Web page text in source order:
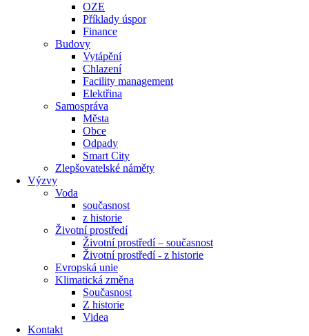
OZE
Příklady úspor
Finance
Budovy
Vytápění
Chlazení
Facility management
Elektřina
Samospráva
Města
Obce
Odpady
Smart City
Zlepšovatelské náměty
Výzvy
Voda
současnost
z historie
Životní prostředí
Životní prostředí – současnost
Životní prostředí ​- z historie
Evropská unie
Klimatická změna
Současnost
Z historie
Videa
Kontakt